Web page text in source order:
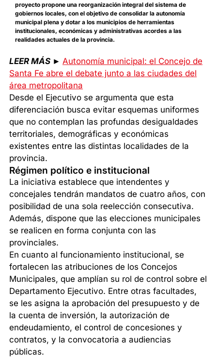
proyecto propone una reorganización integral del sistema de
gobiernos locales, con el objetivo de consolidar la autonomía
municipal plena y dotar a los municipios de herramientas
institucionales, económicas y administrativas acordes a las
realidades actuales de la provincia.
LEER MÁS ► Autonomía municipal: el Concejo de
Santa Fe abre el debate junto a las ciudades del
área metropolitana
Desde el Ejecutivo se argumenta que esta
diferenciación busca evitar esquemas uniformes
que no contemplan las profundas desigualdades
territoriales, demográficas y económicas
existentes entre las distintas localidades de la
provincia.
Régimen político e institucional
La iniciativa establece que intendentes y
concejales tendrán mandatos de cuatro años, con
posibilidad de una sola reelección consecutiva.
Además, dispone que las elecciones municipales
se realicen en forma conjunta con las
provinciales.
En cuanto al funcionamiento institucional, se
fortalecen las atribuciones de los Concejos
Municipales, que amplían su rol de control sobre el
Departamento Ejecutivo. Entre otras facultades,
se les asigna la aprobación del presupuesto y de
la cuenta de inversión, la autorización de
endeudamiento, el control de concesiones y
contratos, y la convocatoria a audiencias
públicas.